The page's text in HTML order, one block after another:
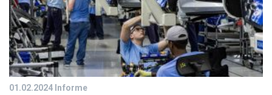
01.02.2024Informe